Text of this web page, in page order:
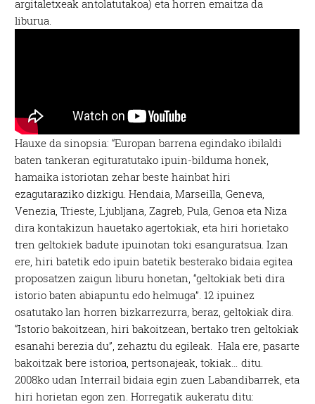
argitaletxeak antolatutakoa) eta horren emaitza da
liburua.
Hauxe da sinopsia: “Europan barrena egindako ibilaldi
baten tankeran egituratutako ipuin-bilduma honek,
hamaika istoriotan zehar beste hainbat hiri
ezagutaraziko dizkigu. Hendaia, Marseilla, Geneva,
Venezia, Trieste, Ljubljana, Zagreb, Pula, Genoa eta Niza
dira kontakizun hauetako agertokiak, eta hiri horietako
tren geltokiek badute ipuinotan toki esanguratsua. Izan
ere, hiri batetik edo ipuin batetik besterako bidaia egitea
proposatzen zaigun liburu honetan, “geltokiak beti dira
istorio baten abiapuntu edo helmuga”. 12 ipuinez
osatutako lan horren bizkarrezurra, beraz, geltokiak dira.
“Istorio bakoitzean, hiri bakoitzean, bertako tren geltokiak
esanahi berezia du”, zehaztu du egileak. Hala ere, pasarte
bakoitzak bere istorioa, pertsonajeak, tokiak… ditu.
2008ko udan Interrail bidaia egin zuen Labandibarrek, eta
hiri horietan egon zen. Horregatik aukeratu ditu: